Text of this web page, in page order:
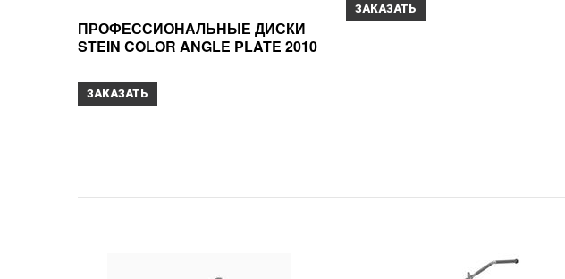
ПРОФЕССИОНАЛЬНЫЕ ДИСКИ
STEIN COLOR ANGLE PLATE 2010
ЗАКАЗАТЬ
ЗАКАЗАТЬ